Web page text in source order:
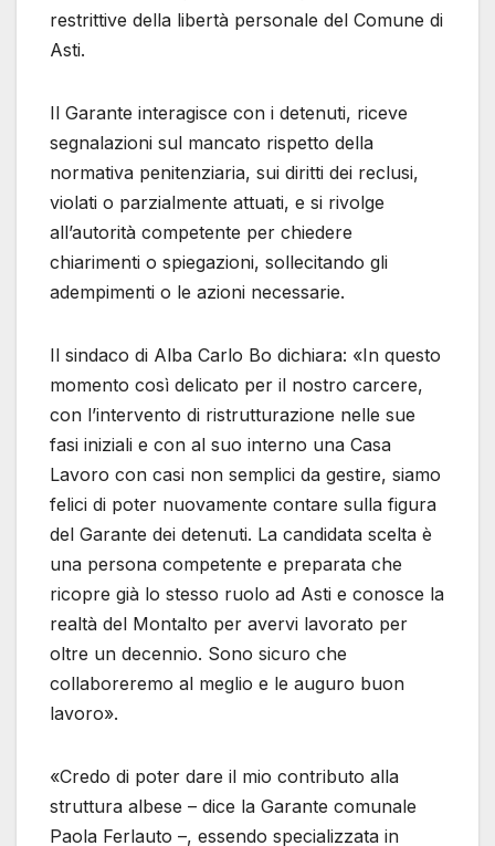
restrittive della libertà personale del Comune di
Asti.
Il Garante interagisce con i detenuti, riceve
segnalazioni sul mancato rispetto della
normativa penitenziaria, sui diritti dei reclusi,
violati o parzialmente attuati, e si rivolge
all’autorità competente per chiedere
chiarimenti o spiegazioni, sollecitando gli
adempimenti o le azioni necessarie.
Il sindaco di Alba Carlo Bo dichiara: «In questo
momento così delicato per il nostro carcere,
con l’intervento di ristrutturazione nelle sue
fasi iniziali e con al suo interno una Casa
Lavoro con casi non semplici da gestire, siamo
felici di poter nuovamente contare sulla figura
del Garante dei detenuti. La candidata scelta è
una persona competente e preparata che
ricopre già lo stesso ruolo ad Asti e conosce la
realtà del Montalto per avervi lavorato per
oltre un decennio. Sono sicuro che
collaboreremo al meglio e le auguro buon
lavoro».
«Credo di poter dare il mio contributo alla
struttura albese – dice la Garante comunale
Paola Ferlauto –, essendo specializzata in